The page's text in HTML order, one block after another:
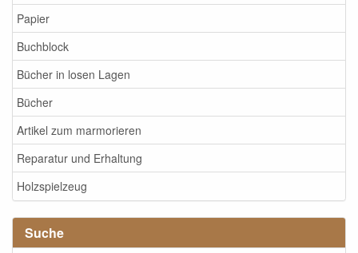
Papier
Buchblock
Bücher in losen Lagen
Bücher
Artikel zum marmorieren
Reparatur und Erhaltung
Holzspielzeug
Suche